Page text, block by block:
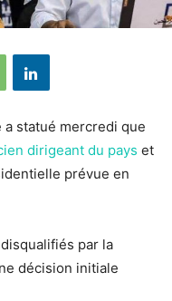
statué mercredi que
dirigeant du pays et
prévue en
par la
décision initiale